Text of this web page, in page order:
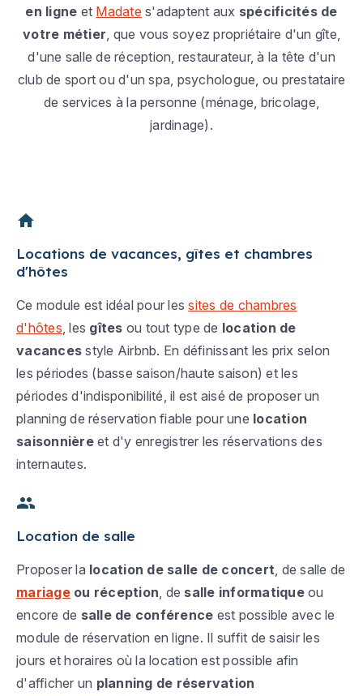
en ligne et Madate s'adaptent aux spécificités de
votre métier, que vous soyez propriétaire d'un gîte,
d'une salle de réception, restaurateur, à la tête d'un
club de sport ou d'un spa, psychologue, ou prestataire
de services à la personne (ménage, bricolage,
jardinage).
Locations de vacances, gîtes et chambres
d'hôtes
Ce module est idéal pour lessites de chambres
d'hôtes, les gîtes ou tout type de location de
vacances style Airbnb. En définissant les prix selon
les périodes (basse saison/haute saison) et les
périodes d'indisponibilité, il est aisé de proposer un
planning de réservation fiable pour une location
saisonnièreet d'y enregistrer les réservations des
internautes.
Location de salle
Proposer la location de salle de concert, de salle de
mariageou réception, de salle informatiqueou
encore de salle de conférence est possible avec le
module de réservation en ligne. Il suffit de saisir les
jours et horaires où la location est possible afin
d'afficher un planning de réservation